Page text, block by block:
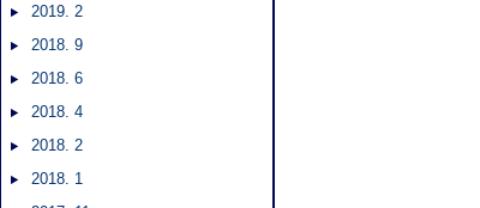
2019. 2
2018. 9
2018. 6
2018. 4
2018. 2
2018. 1